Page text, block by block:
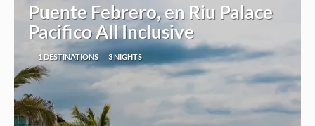
Puente Febrero, en Riu Palace
Pacifico All Inclusive
1 DESTINATIONS 3 NIGHTS